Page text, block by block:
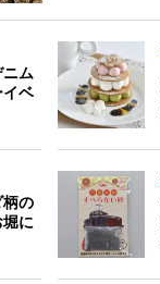
ム
ベ
の
に